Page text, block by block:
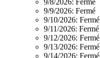
9/8/2026: Fermé
9/9/2026: Fermé
9/10/2026: Fermé
9/11/2026: Fermé
9/12/2026: Fermé
9/13/2026: Fermé
9/14/2026: Fermé